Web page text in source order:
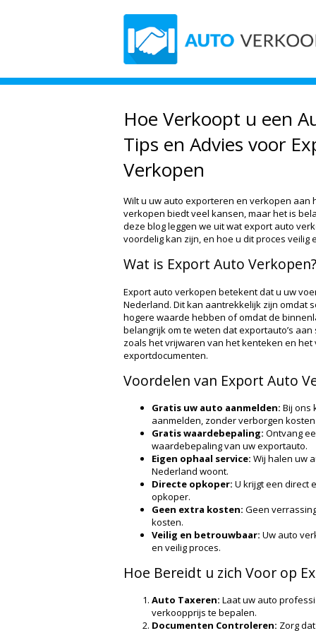
Hoe Verkoopt u een
Tips en Advies voor
Verkopen
Wilt u uw auto exporteren en verkopen aan
verkopen biedt veel kansen, maar het is
deze blog leggen we uit wat export auto
voordelig kan zijn, en hoe u dit proces veilig
Wat is Export Auto Verkopen?
Export auto verkopen betekent dat u uw
Nederland. Dit kan aantrekkelijk zijn omdat
hogere waarde hebben of omdat de
belangrijk om te weten dat exportauto’s
zoals het vrijwaren van het kenteken en
exportdocumenten.
Voordelen van Export Auto
Gratis uw auto aanmelden: Bij ons
aanmelden, zonder verborgen
Gratis waardebepaling: Ontvang
waardebepaling van uw exportauto.
Eigen ophaal service: Wij halen uw
Nederland woont.
Directe opkoper: U krijgt een direct
opkoper.
Geen extra kosten: Geen
kosten.
Veilig en betrouwbaar: Uw auto
en veilig proces.
Hoe Bereidt u zich Voor op
Auto Taxeren: Laat uw auto
verkoopprijs te bepalen.
Documenten Controleren: Zorg